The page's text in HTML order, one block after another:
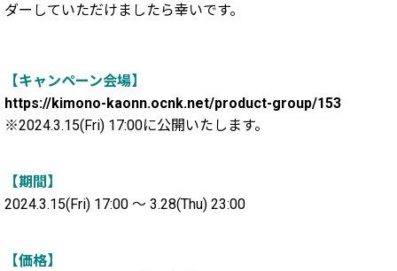
ダーしていただけましたら幸いです。
【キャンペーン会場】
https://kimono-kaonn.ocnk.net/product-group/153
※2024.3.15(Fri) 17:00に公開いたします。
【期間】
2024.3.15(Fri) 17:00 〜 3.28(Thu) 23:00
【価格】